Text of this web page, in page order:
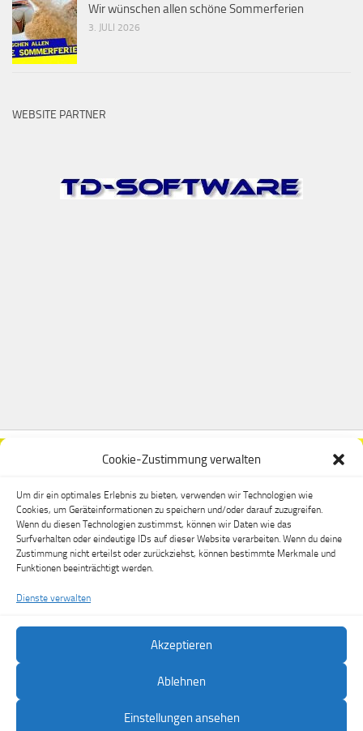
Cookie-Zustimmung verwalten
Um dir ein optimales Erlebnis zu bieten, verwenden wir Technologien wie
Cookies, um Geräteinformationen zu speichern und/oder darauf zuzugreifen.
Wenn du diesen Technologien zustimmst, können wir Daten wie das
Surfverhalten oder eindeutige IDs auf dieser Website verarbeiten. Wenn du deine
Zustimmung nicht erteilst oder zurückziehst, können bestimmte Merkmale und
Funktionen beeinträchtigt werden.
Dienste verwalten
Akzeptieren
Ablehnen
Einstellungen ansehen
Wir wünschen allen schöne Sommerferien
3. JULI 2026
WEBSITE PARTNER